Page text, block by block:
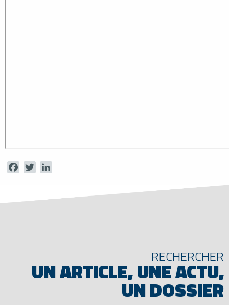
FacebookTwitter
RECHERCHER
UN ARTICLE, UNE ACTU,
UN DOSSIER